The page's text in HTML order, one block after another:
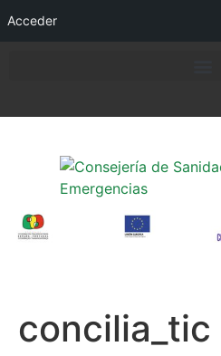
Acceder
concilia_tic